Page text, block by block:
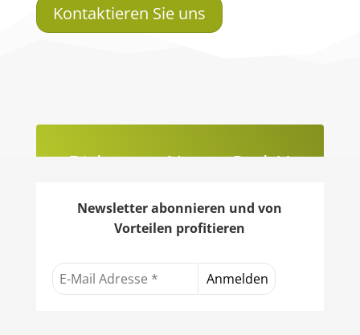
Kontaktieren Sie uns
Birkenast Natur GmbH
für Jäger und Sportschützen.
Kompetenz, Ausbildung und Sicherheit
Newsletter abonnieren und von
Vorteilen profitieren